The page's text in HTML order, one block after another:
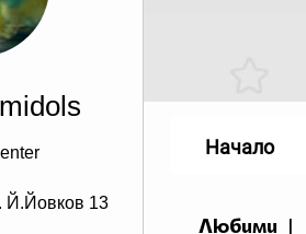
Й.Йовков 13
Любими |
Начало